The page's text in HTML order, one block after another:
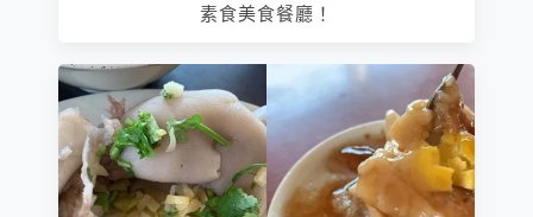
素食美食餐廳！